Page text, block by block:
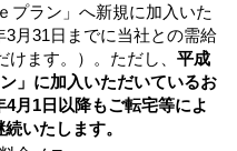
プラン」へ新規に加入いた
月31日までに当社との需給
ます。）。ただし、 平成
」に加入いただいているお
月1日以降もご転宅等によ
いたします。